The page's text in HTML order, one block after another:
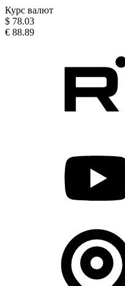
Курс валют
$ 78.03
€ 88.89